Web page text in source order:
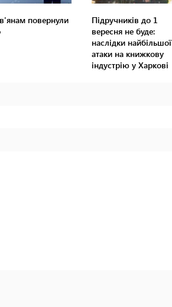
повернули
Підручників до 1
вересня не буде:
наслідки найбільшої
атаки на книжкову
індустрію у Харкові